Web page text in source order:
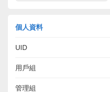
個人資料
UID
用戶組
管理組